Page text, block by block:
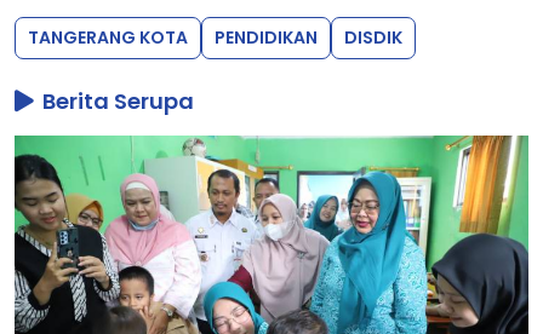
TANGERANG KOTA PENDIDIKAN DISDIK
Berita Serupa